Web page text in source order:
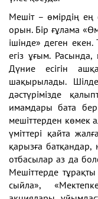
Мешіт – өмірдің ең
орын. Бір ғұлама
ішінде» деген
егіз ұғым. Расында,
Дүние есігін
шақырылады.
дәстүрімізде
имамдары бата
мешіттерден көмек
үміттері қайта
қарызға
отбасылар аз да
Мешіттерде
сыйла»,